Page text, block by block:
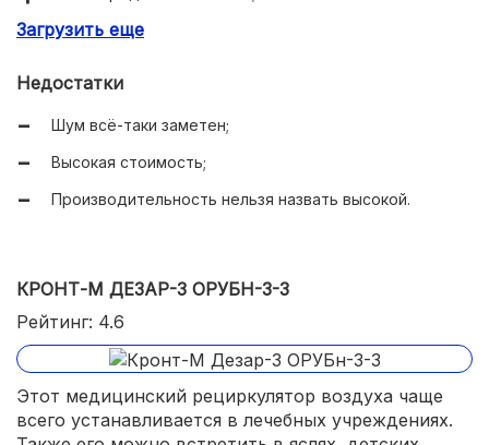
Имеется таймер срока действия лампы;
Загрузить еще
Недостатки
Шум всё-таки заметен;
Высокая стоимость;
Производительность нельзя назвать высокой.
КРОНТ-М ДЕЗАР-3 ОРУБН-3-3
Рейтинг: 4.6
Этот медицинский рециркулятор воздуха чаще
всего устанавливается в лечебных учреждениях.